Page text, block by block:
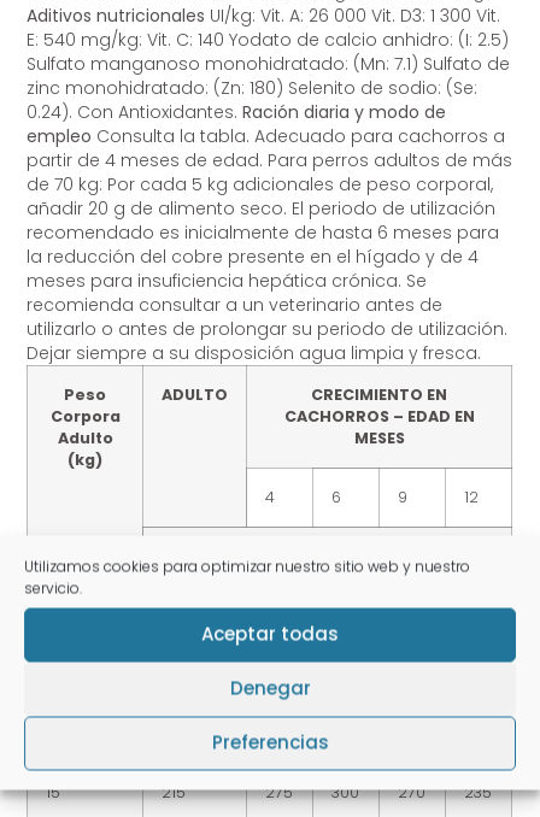
Utilizamos cookies para optimizar nuestro sitio web y nuestro
servicio.
Aceptar todas
Denegar
Preferencias
Aditivos nutricionales
E: 540 mg/kg: Vit. C: 140 Yodato de calcio anhidro: (I: 2.5)
Sulfato manganoso monohidratado: (Mn: 7.1) Sulfato de
zinc monohidratado: (Zn: 180) Selenito de sodio: (Se:
0.24). Con Antioxidantes.Ración diaria y modo de
empleo
partir de 4 meses de edad. Para perros adultos de más
de 70 kg: Por cada 5 kg adicionales de peso corporal,
añadir 20 g de alimento seco. El periodo de utilización
recomendado es inicialmente de hasta 6 meses para
la reducción del cobre presente en el hígado y de 4
meses para insuficiencia hepática crónica. Se
recomienda consultar a un veterinario antes de
utilizarlo o antes de prolongar su periodo de utilización.
Dejar siempre a su disposición agua limpia y fresca.
Peso
Corpora
Adulto
(kg)
ADULTO
CRECIMIENTO EN
CACHORROS – EDAD EN
MESES
4 6 9 12
Ración diaria (g/día)
2,5 65 95 85 80 70
200
15 215 275 300 270 235